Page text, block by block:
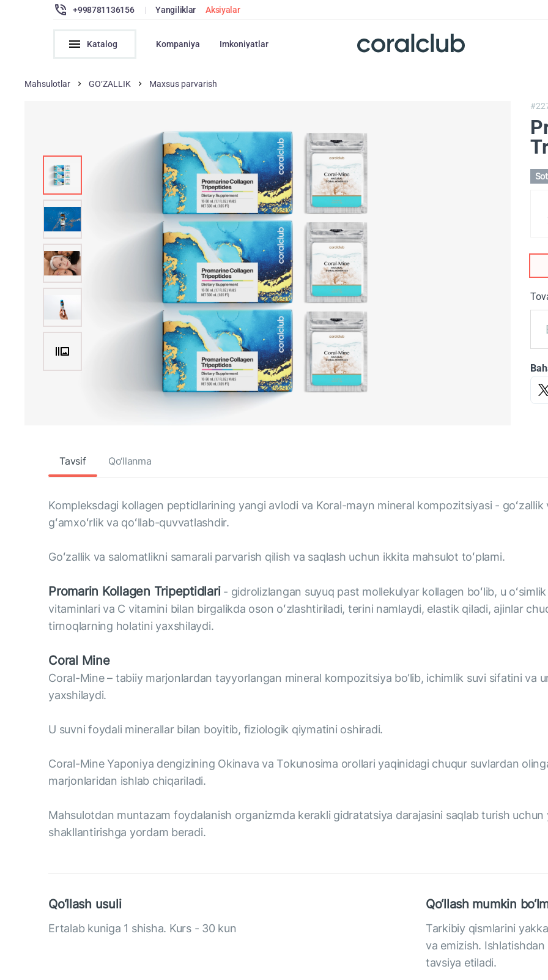
+998781136156 | Yangiliklar Aksiyalar
Katalog Kompaniya Imkoniyatlar
Mahsulotlar GO‘ZALLIK Maxsus parvarish
Tavsif Qo‘llanma
Kompleksdagi kollagen peptidlarining yangi avlodi va Koral-mayn mineral kompozitsiyasi -
gʻamxoʻrlik va qoʻllab-quvvatlashdir.
Goʻzallik va salomatlikni samarali parvarish qilish va saqlash uchun ikkita mahsulot toʻplami.
Promarin Kollagen Tripeptidlari- gidrolizlangan suyuq past mollekulyar kollagen boʻlib, u
vitaminlari va C vitamini bilan birgalikda oson oʻzlashtiriladi, terini namlaydi, elastik qiladi, ajinlar
tirnoqlarning holatini yaxshilaydi.
Coral Mine
Coral-Mine – tabiiy marjonlardan tayyorlangan mineral kompozitsiya bo‘lib, ichimlik suvi sifatini va
yaxshilaydi.
U suvni foydali minerallar bilan boyitib, fiziologik qiymatini oshiradi.
Coral-Mine Yaponiya dengizining Okinava va Tokunosima orollari yaqinidagi chuqur suvlardan
marjonlaridan ishlab chiqariladi.
Mahsulotdan muntazam foydalanish organizmda kerakli gidratatsiya darajasini saqlab turish
shakllantirishga yordam beradi.
Qo‘llash usuli
Ertalab kuniga 1 shisha. Kurs - 30 kun
Qo‘llash mumkin
Tarkibiy qismlarini
va emizish.
tavsiya etiladi.